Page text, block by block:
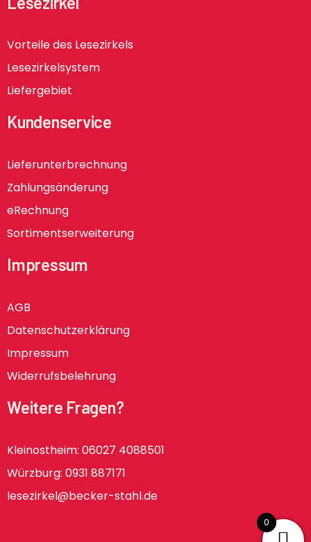
Vorteile des Lesezirkels
Lesezirkelsystem
Liefergebiet
Kundenservice
Lieferunterbrechnung
Zahlungsänderung
eRechnung
Sortimentserweiterung
Impressum
AGB
Datenschutzerklärung
Impressum
Widerrufsbelehrung
Weitere Fragen?
Kleinostheim: 06027 4088501
Würzburg: 0931 887171
lesezirkel@becker-stahl.de
0